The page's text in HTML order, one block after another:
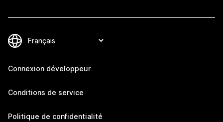
Connexion développeur
Conditions de service
Politique de confidentialité